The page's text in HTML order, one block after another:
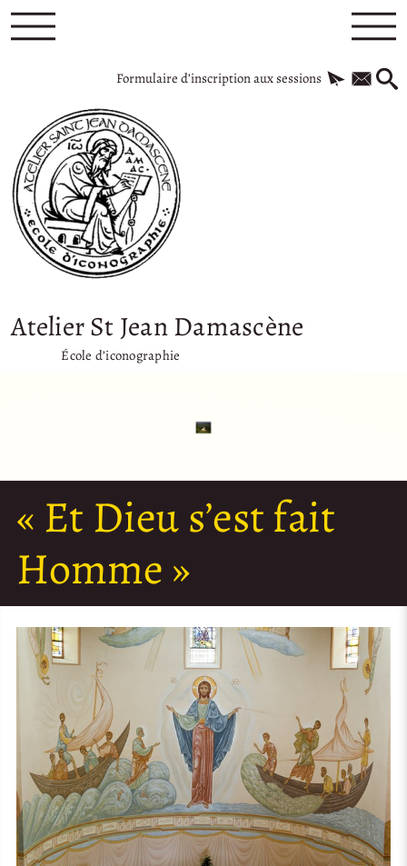
Formulaire d’inscription aux sessions
Atelier St Jean Damascène
École d’iconographie
« Et Dieu s’est fait
Homme »